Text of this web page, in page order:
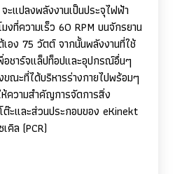
จะแปลงพลังงานเป็นประจุไฟฟ้า
งที่ความเร็ว 60 RPM บนจักรยาน
อง 75 วัตต์ จากนั้นพลังงานที่ใช้
อชาร์จแล็ปท็อปและอุปกรณ์อื่นๆ
ขณะที่ได้บริหารร่างกายไปพร้อมๆ
ความสำคัญการจัดการสิ่ง
ะและส่วนประกอบของ eKinekt
เคิล (PCR)